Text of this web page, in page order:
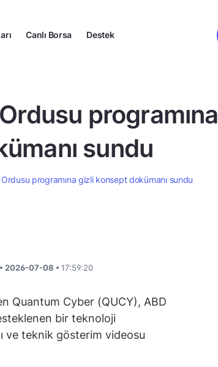
Canlı Borsa Destek
programına
sundu
programına gizli konsept dokümanı sundu
• 2026-07-08 • 17:59:20
Quantum Cyber (QUCY), ABD
bir teknoloji
ve teknik gösterim videosu